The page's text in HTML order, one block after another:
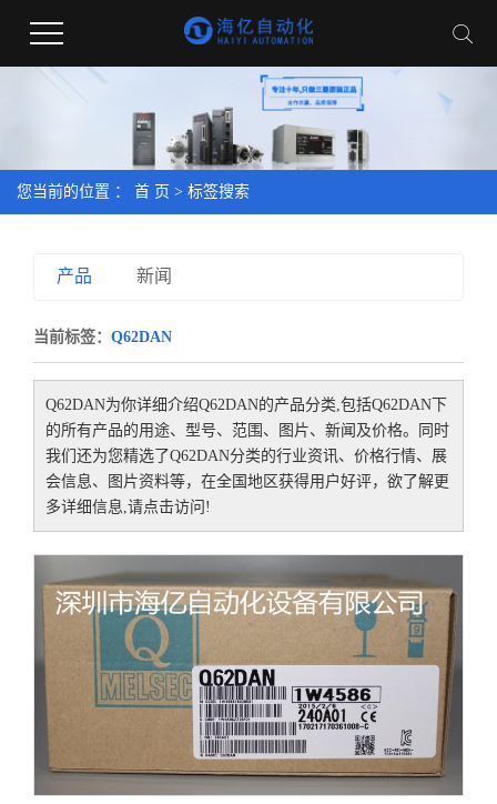
您当前的位置 ： 首 页 > 标签搜索
产品 新闻
当前标签： Q62DAN
Q62DAN为你详细介绍Q62DAN的产品分类,包括Q62DAN 下
的所有产品的用途、型号、范围、图片、新闻及价格。同时
我们还为您精选了Q62DAN分类的行业资讯、价格行情、展
会信息、图片资料等，在全国地区获得用户好评，欲了解更
多详细信息,请点击访问!